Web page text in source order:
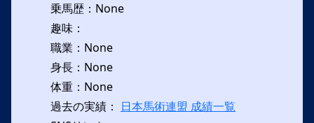
乗馬歴：None
趣味：
職業：None
身長：None
体重：None
過去の実績： 日本馬術連盟 成績一覧